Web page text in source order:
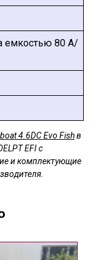
емкостью 80 А/
4.6DC Evo Fishв
EFI с
и комплектующие